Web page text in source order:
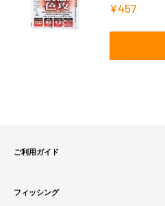
販
価
¥457
ご利用ガイド
お支払方法
フィッシング